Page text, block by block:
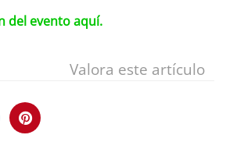
del evento aquí.
Valora este artículo